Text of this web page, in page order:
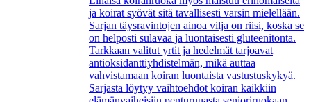
ja koirat syövät sitä tavallisesti varsin mielellään.
Sarjan täysravintojen ainoa vilja on riisi, koska se
on helposti sulavaa ja luontaisesti gluteenitonta.
Tarkkaan valitut yrtit ja hedelmät tarjoavat
antioksidanttiyhdistelmän, mikä auttaa
vahvistamaan koiran luontaista vastustuskykyä.
Sarjasta löytyy vaihtoehdot koiran kaikkiin